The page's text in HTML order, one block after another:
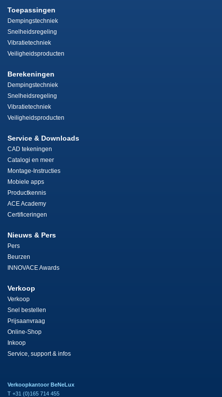
Toepassingen
Dempingstechniek
Snelheidsregeling
Vibratietechniek
Veiligheidsproducten
Berekeningen
Dempingstechniek
Snelheidsregeling
Vibratietechniek
Veiligheidsproducten
Service & Downloads
CAD tekeningen
Catalogi en meer
Montage-Instructies
Mobiele apps
Productkennis
ACE Academy
Certificeringen
Nieuws & Pers
Pers
Beurzen
INNOVACE Awards
Verkoop
Verkoop
Snel bestellen
Prijsaanvraag
Online-Shop
Inkoop
Service, support & infos
Verkoopkantoor BeNeLux
T +31 (0)165 714 455